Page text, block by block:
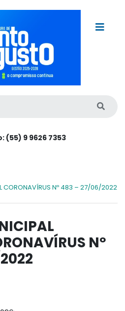
(55) 9 9626 7353
CORONAVÍRUS Nº 483 – 27/06/2022
Nº